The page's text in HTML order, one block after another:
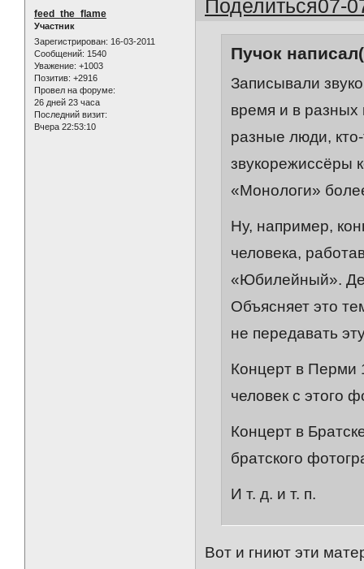
Поделиться07-
feed_the_flame
Участник
Зарегистрирован: 16-03-2011
Сообщений: 1540
Уважение: +1003
Позитив: +2916
Провел на форуме:
26 дней 23 часа
Последний визит:
Вчера 22:53:10
Пучок
Записывали
время и в
разные люди,
звукорежиссёры
«Монологи»
Ну, например,
человека,
«Юбилейный».
Объясняет это
не передавать
Концерт в Перми
человек с этого
Концерт в
братского
И т. д. и т. п.
Вот и гниют эти